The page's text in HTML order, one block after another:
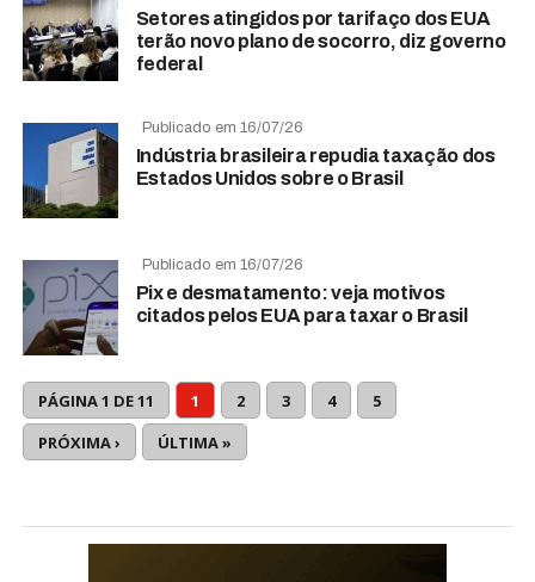
Setores atingidos por tarifaço dos EUA
terão novo plano de socorro, diz governo
federal
Publicado em 16/07/26
Indústria brasileira repudia taxação dos
Estados Unidos sobre o Brasil
Publicado em 16/07/26
Pix e desmatamento: veja motivos
citados pelos EUA para taxar o Brasil
PÁGINA 1 DE 11 1 2 3 4
5
PRÓXIMA ›
ÚLTIMA »